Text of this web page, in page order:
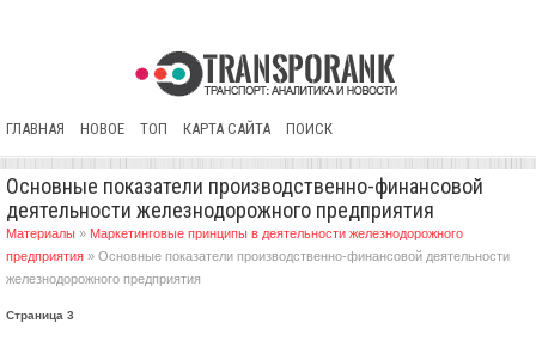
ГЛАВНАЯ НОВОЕ ТОП КАРТА САЙТА ПОИСК
Основные показатели производственно-финансовой
деятельности железнодорожного предприятия
Материалы » Маркетинговые принципы в деятельности железнодорожного
предприятия » Основные показатели производственно-финансовой деятельности
железнодорожного предприятия
Страница 3